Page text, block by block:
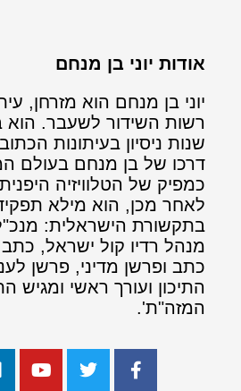
אודות יוני בן מנחם
יוני בן מנחם הוא מזרחן,
רשות השידור לשעבר.
שנות ניסיון בעיתונות
דרכו של בן מנחם בעולם
כמפיק של הטלוויזיה
לאחר מכן, הוא מילא
בתקשורת הישראלית:
מנהל רדיו קול ישראל, כתב
כתב ופרשן מדיני, פרשן
התיכון ועורך ראשי ומגיש
המזה"ת'.